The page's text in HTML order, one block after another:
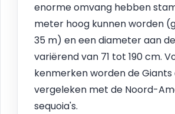
enorme omvang hebben
meter hoog kunnen worden
35 m) en een diameter aan
variërend van 71 tot 190 cm.
kenmerken worden de Giants
vergeleken met de Noord-
sequoia's.